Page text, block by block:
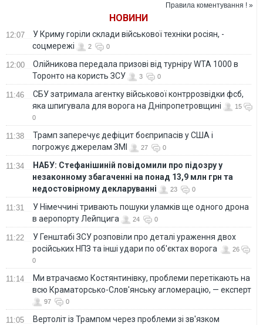
ГО "Інститут
березень 2024 року.
Правила коментування ! »
НОВИНИ
12:07
У Криму горіли склади військової техніки росіян, -
соцмережі
2 0
12:00
Олійникова передала призові від турніру WTA 1000 в
Торонто на користь ЗСУ
3 0
11:46
СБУ затримала агентку військової контррозвідки фсб,
яка шпигувала для ворога на Дніпропетровщині
15
0
11:38
Трамп заперечує дефіцит боєприпасів у США і
погрожує джерелам ЗМІ
27 0
11:34
НАБУ: Стефанішиній повідомили про підозру у
незаконному збагаченні на понад 13,9 млн грн та
недостовірному декларуванні
23 0
11:31
У Німеччині тривають пошуки уламків ще одного дрона
в аеропорту Лейпцига
24 0
11:22
У Генштабі ЗСУ розповіли про деталі ураження двох
російських НПЗ та інші удари по об'єктах ворога
26
0
11:14
Ми втрачаємо Костянтинівку, проблеми перетікають на
всю Краматорсько-Слов'янську агломерацію, — експерт
97 0
11:05
Вертоліт із Трампом через проблеми зі зв'язком